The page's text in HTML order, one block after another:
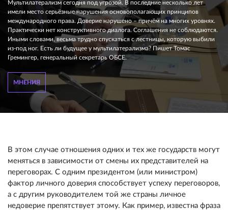
Мультилатерализм сегодня под угрозой. В последние несколько лет
имели место серьёзные нарушения основополагающих принципов
международного права. Доверие нарушено – причём на многих уровнях.
Практически нет конструктивного диалога. Соглашения не соблюдаются.
Иными словами, весьма трудно спускаться с лестницы, которую выбили
из-под ног. Есть ли будущее у мультилатерализма? Пишет Томас
Гремингер, генеральный секретарь ОБСЕ.
МНЕНИЯ
В этом случае отношения одних и тех же государств могут
меняться в зависимости от смены их представителей на
переговорах. С одним президентом (или министром)
фактор личного доверия способствует успеху переговоров,
а с другим руководителем той же страны личное
недоверие препятствует этому. Как пример, известна фраза